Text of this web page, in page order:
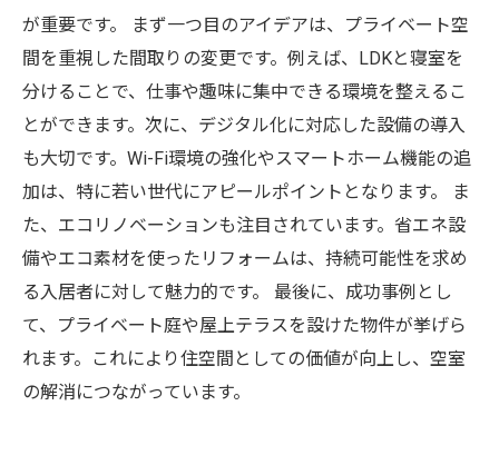
が重要です。 まず一つ目のアイデアは、プライベート空
間を重視した間取りの変更です。例えば、LDKと寝室を
分けることで、仕事や趣味に集中できる環境を整えるこ
とができます。次に、デジタル化に対応した設備の導入
も大切です。Wi-Fi環境の強化やスマートホーム機能の追
加は、特に若い世代にアピールポイントとなります。 ま
た、エコリノベーションも注目されています。省エネ設
備やエコ素材を使ったリフォームは、持続可能性を求め
る入居者に対して魅力的です。 最後に、成功事例とし
て、プライベート庭や屋上テラスを設けた物件が挙げら
れます。これにより住空間としての価値が向上し、空室
の解消につながっています。